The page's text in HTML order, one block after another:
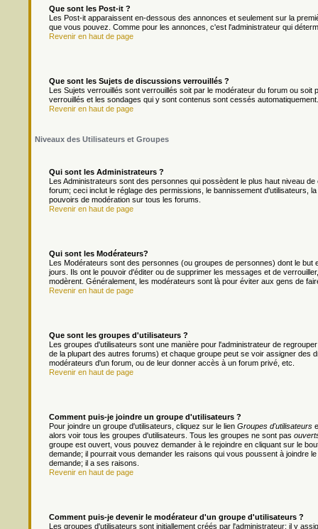
Que sont les Post-it ?
Les Post-it apparaissent en-dessous des annonces et seulement sur la
que vous pouvez. Comme pour les annonces, c'est l'administrateur qui
Revenir en haut de page
Que sont les Sujets de discussions verrouillés ?
Les Sujets verrouillés sont verrouillés soit par le modérateur du forum ou
verrouillés et les sondages qui y sont contenus sont cessés
Revenir en haut de page
Niveaux des Utilisateurs et Groupes
Qui sont les Administrateurs ?
Les Administrateurs sont des personnes qui possèdent le plus haut niveau
forum; ceci inclut le réglage des permissions, le bannissement d'utilisateurs,
pouvoirs de modération sur tous les forums.
Revenir en haut de page
Qui sont les Modérateurs?
Les Modérateurs sont des personnes (ou groupes de personnes) dont le
jours. Ils ont le pouvoir d'éditer ou de supprimer les messages et de
modèrent. Généralement, les modérateurs sont là pour éviter aux gens de
Revenir en haut de page
Que sont les groupes d'utilisateurs ?
Les groupes d'utilisateurs sont une manière pour l'administrateur de
de la plupart des autres forums) et chaque groupe peut se voir assigner des
modérateurs d'un forum, ou de leur donner accès à un forum privé, etc.
Revenir en haut de page
Comment puis-je joindre un groupe d'utilisateurs ?
Pour joindre un groupe d'utilisateurs, cliquez sur le lien Groupes d'utilisateurs
alors voir tous les groupes d'utilisateurs. Tous les groupes ne sont pas
groupe est ouvert, vous pouvez demander à le rejoindre en cliquant sur le
demande; il pourrait vous demander les raisons qui vous poussent à joindre
demande; il a ses raisons.
Revenir en haut de page
Comment puis-je devenir le modérateur d'un groupe d'utilisateurs ?
Les groupes d'utilisateurs sont initiallement créés par l'administrateur; il y